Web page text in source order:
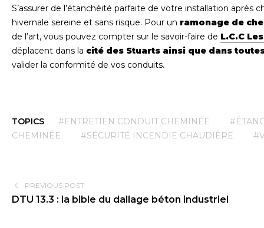
S’assurer de l’étanchéité parfaite de votre installation après
hivernale sereine et sans risque. Pour un ramonage de
de l’art, vous pouvez compter sur le savoir-faire de L.C.C
déplacent dans la cité des Stuarts ainsi que dans
valider la conformité de vos conduits.
TOPICS #ENTRETIEN CONDUIT CHEMINÉE
CHEMINÉE
#SÉCURITÉ INCENDIE CHAUDIÈRE
PREVIOUS POST
DTU 13.3 : la bible du dallage béton industriel